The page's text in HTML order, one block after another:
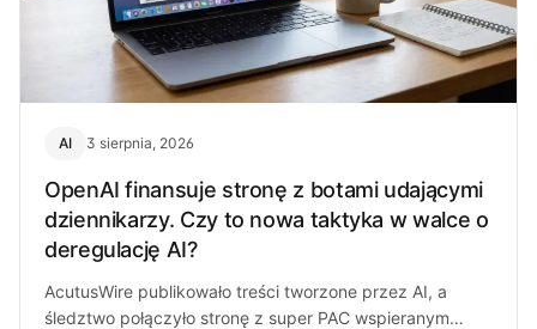
AI 3 sierpnia, 2026
OpenAI finansuje stronę z botami udającymi
dziennikarzy. Czy to nowa taktyka w walce o
deregulację AI?
AcutusWire publikowało treści tworzone przez AI, a
śledztwo połączyło stronę z super PAC wspieranym